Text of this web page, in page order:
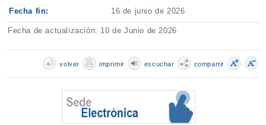
Fecha fin: 16 de junio de 2026
Fecha de actualización: 10 de Junio de 2026
compartir
escuchar
imprimir
volver